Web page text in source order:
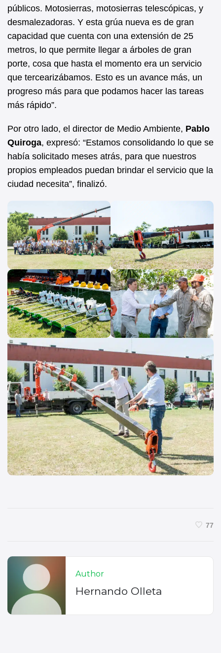
públicos. Motosierras, motosierras telescópicas, y
desmalezadoras. Y esta grúa nueva es de gran
capacidad que cuenta con una extensión de 25
metros, lo que permite llegar a árboles de gran
porte, cosa que hasta el momento era un servicio
que tercearizábamos. Esto es un avance más, un
progreso más para que podamos hacer las tareas
más rápido”.
Por otro lado, el director de Medio Ambiente, Pablo
Quiroga, expresó: “Estamos consolidando lo que se
había solicitado meses atrás, para que nuestros
propios empleados puedan brindar el servicio que la
ciudad necesita”, finalizó.
77
Author
Hernando Olleta